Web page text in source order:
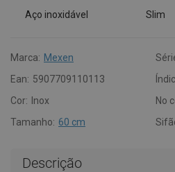
Aço inoxidável Slim
Marca: Mexen
Ean: 5907709110113
Cor:
Inox No
Tamanho: 60 cm
Descrição